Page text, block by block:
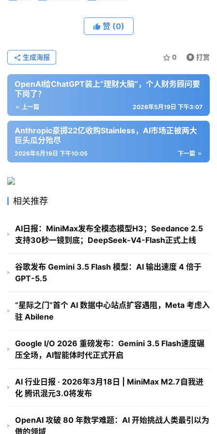
报
赞 (0)
0 打赏
生成海报
OpenAI给ChatGPT装上”理财大脑”，个人财务顾问要
下岗了？
上一篇 2026年5月19日 下午3:07
Anthropic豪掷22亿收购Stainless，AI市场正被两大
巨头瓜分殆尽
下一篇
2026年5月19日 下午10:05
相关推荐
AI日报：MiniMax发布全模态模型H3；Seedance 2.5
支持30秒一镜到底；DeepSeek-V4-Flash正式上线
谷歌发布 Gemini 3.5 Flash 模型：AI 输出速度 4 倍于
GPT-5.5
“星际之门”首个 AI 数据中心站点扩容遇阻，Meta 考虑入
驻 Abilene
Google I/O 2026 重磅发布：Gemini 3.5 Flash速度碾
压全场，AI智能体时代正式开启
AI 行业日报 · 2026年3月18日 | MiniMax M2.7自我进
化 腾讯混元3.0将发布
OpenAI 攻破 80 年数学难题：AI 开始挑战人类最引以为
傲的领域